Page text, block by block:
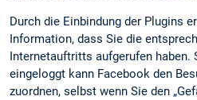
Durch die Einbindung der Plugins
Information, dass Sie die
Internetauftritts aufgerufen haben.
eingeloggt kann Facebook den
zuordnen, selbst wenn Sie den